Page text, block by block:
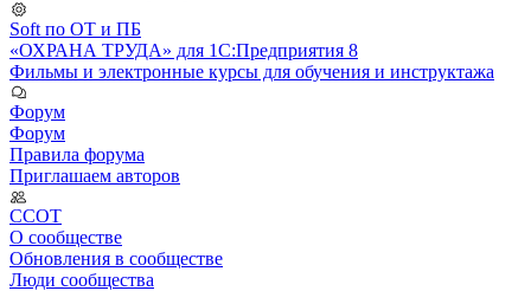
Soft по ОТ и ПБ
«ОХРАНА ТРУДА» для 1С:Предприятия 8
Фильмы и электронные курсы для обучения и инструктажа
Форум
Форум
Правила форума
Приглашаем авторов
ССОТ
О сообществе
Обновления в сообществе
Люди сообщества